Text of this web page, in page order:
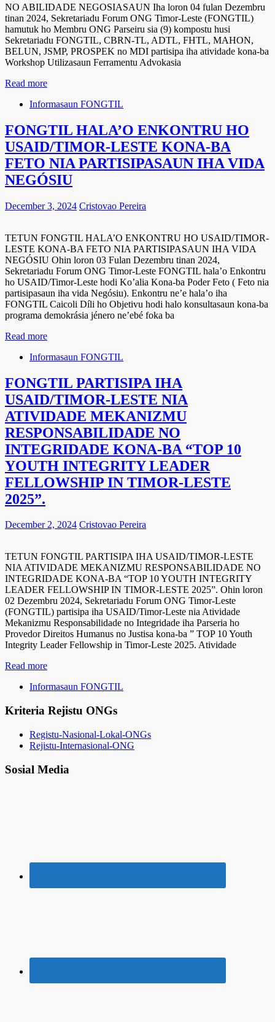
NO ABILIDADE NEGOSIASAUN Iha loron 04 fulan Dezembru
tinan 2024, Sekretariadu Forum ONG Timor-Leste (FONGTIL)
hamutuk ho Membru ONG Parseiru sia (9) kompostu husi
Sekretariadu FONGTIL, CBRN-TL, ADTL, FHTL, MAHON,
BELUN, JSMP, PROSPEK no MDI partisipa iha atividade kona-ba
Workshop Utilizasaun Ferramentu Advokasia
Read more
Informasaun FONGTIL
FONGTIL HALA’O ENKONTRU HO
USAID/TIMOR-LESTE KONA-BA
FETO NIA PARTISIPASAUN IHA VIDA
NEGÓSIU
December 3, 2024 Cristovao Pereira
TETUN FONGTIL HALA’O ENKONTRU HO USAID/TIMOR-
LESTE KONA-BA FETO NIA PARTISIPASAUN IHA VIDA
NEGÓSIU Ohin loron 03 Fulan Dezembru tinan 2024,
Sekretariadu Forum ONG Timor-Leste FONGTIL hala’o Enkontru
ho USAID/Timor-Leste hodi Ko’alia Kona-ba Poder Feto ( Feto nia
partisipasaun iha vida Negósiu). Enkontru ne’e hala’o iha
FONGTIL Caicoli Díli ho Objetivu hodi halo konsultasaun kona-ba
programa demokrásia jénero ne’ebé foka ba
Read more
Informasaun FONGTIL
FONGTIL PARTISIPA IHA
USAID/TIMOR-LESTE NIA
ATIVIDADE MEKANIZMU
RESPONSABILIDADE NO
INTEGRIDADE KONA-BA “TOP 10
YOUTH INTEGRITY LEADER
FELLOWSHIP IN TIMOR-LESTE
2025”.
December 2, 2024 Cristovao Pereira
TETUN FONGTIL PARTISIPA IHA USAID/TIMOR-LESTE
NIA ATIVIDADE MEKANIZMU RESPONSABILIDADE NO
INTEGRIDADE KONA-BA “TOP 10 YOUTH INTEGRITY
LEADER FELLOWSHIP IN TIMOR-LESTE 2025”. Ohin loron
02 Dezembru 2024, Sekretariadu Forum ONG Timor-Leste
(FONGTIL) partisipa iha USAID/Timor-Leste nia Atividade
Mekanizmu Responsabilidade no Integridade iha Parseria ho
Provedor Direitos Humanus no Justisa kona-ba ” TOP 10 Youth
Integrity Leader Fellowship in Timor-Leste 2025. Atividade
Read more
Informasaun FONGTIL
Kriteria Rejistu ONGs
Registu-Nasional-Lokal-ONGs
Rejistu-Internasional-ONG
Sosial Media